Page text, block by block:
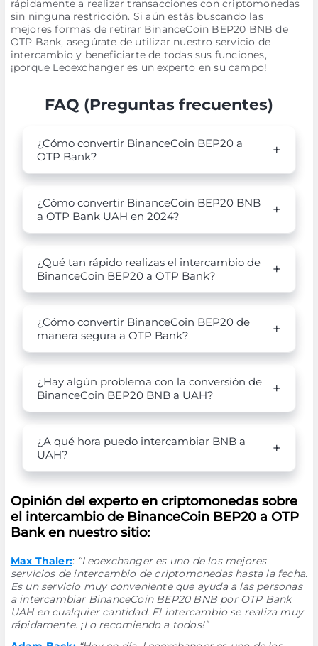
rápidamente a realizar transacciones con criptomonedas
sin ninguna restricción. Si aún estás buscando las
mejores formas de retirar BinanceCoin BEP20 BNB de
OTP Bank, asegúrate de utilizar nuestro servicio de
intercambio y beneficiarte de todas sus funciones,
¡porque Leoexchanger es un experto en su campo!
FAQ (Preguntas frecuentes)
¿Cómo convertir BinanceCoin BEP20 a
OTP Bank?
¿Cómo convertir BinanceCoin BEP20 BNB
a OTP Bank UAH en 2024?
¿Qué tan rápido realizas el intercambio de
BinanceCoin BEP20 a OTP Bank?
¿Cómo convertir BinanceCoin BEP20 de
manera segura a OTP Bank?
¿Hay algún problema con la conversión de
BinanceCoin BEP20 BNB a UAH?
¿A qué hora puedo intercambiar BNB a
UAH?
Opinión del experto en criptomonedas sobre
el intercambio de BinanceCoin BEP20 a OTP
Bank en nuestro sitio:
Max Thaler:: “Leoexchanger es uno de los mejores
servicios de intercambio de criptomonedas hasta la fecha.
Es un servicio muy conveniente que ayuda a las personas
a intercambiar BinanceCoin BEP20 BNB por OTP Bank
UAH en cualquier cantidad. El intercambio se realiza muy
rápidamente. ¡Lo recomiendo a todos!”